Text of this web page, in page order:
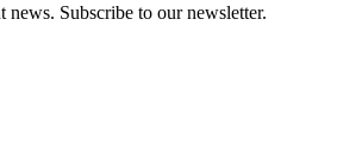
news. Subscribe to our newsletter.